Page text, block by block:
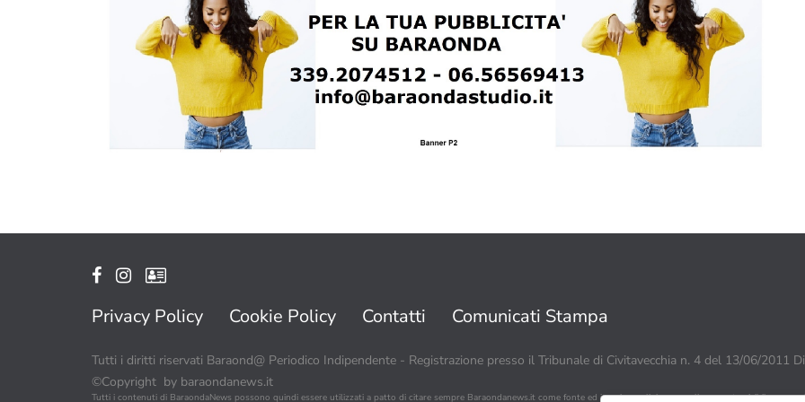
Privacy Policy Cookie Policy Contatti Comunicati Stampa
Tutti i diritti riservati Baraond@ Periodico Indipendente - Registrazione presso il Tribunale di Civitavecchia n. 4 del 13/06/2011
©Copyright by baraondanews.it
Tutti i contenuti di BaraondaNews possono quindi essere utilizzati a patto di citare sempre Baraondanews.it come fonte ed inserire un link o un collegamento visibile a